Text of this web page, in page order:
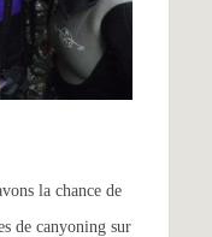
la chance de
de canyoning sur